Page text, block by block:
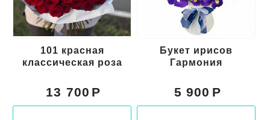
Букет ирисов
Гармония
5 900
101 красная
классическая роза
13 700